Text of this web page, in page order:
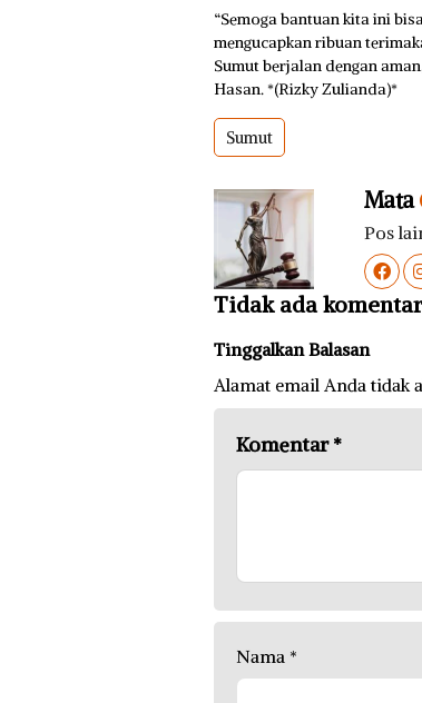
“Semoga bantuan kita ini
mengucapkan ribuan
Sumut berjalan dengan
Hasan. *(Rizky Zulianda)*
Sumut
Mata
Pos
Tidak ada komentar
Tinggalkan Balasan
Alamat email Anda tidak
Komentar*
Nama *